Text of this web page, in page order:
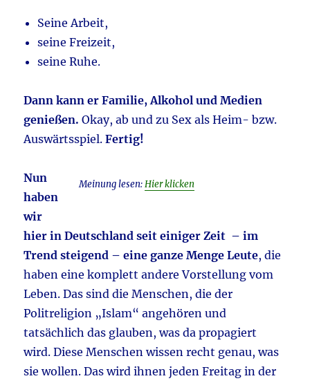
Seine Arbeit,
seine Freizeit,
seine Ruhe.
Dann kann er Familie, Alkohol und Medien
genießen. Okay, ab und zu Sex als Heim- bzw.
Auswärtsspiel.Fertig!
Meinung lesen:Hier klicken
Nun
haben
wir
hier in Deutschland seit einiger Zeit – im
Trend steigend – eine ganze Menge Leute, die
haben eine komplett andere Vorstellung vom
Leben. Das sind die Menschen, die der
Politreligion „Islam“ angehören und
tatsächlich das glauben, was da propagiert
wird. Diese Menschen wissen recht genau, was
sie wollen. Das wird ihnen jeden Freitag in der